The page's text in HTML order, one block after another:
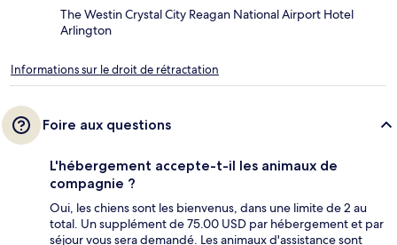
The Westin Crystal City Reagan National Airport Hotel
Arlington
Informations sur le droit de rétractation
Foire aux questions
L'hébergement accepte-t-il les animaux de
compagnie ?
Oui, les chiens sont les bienvenus, dans une limite de 2 au
total. Un supplément de 75.00 USD par hébergement et par
séjour vous sera demandé. Les animaux d'assistance sont